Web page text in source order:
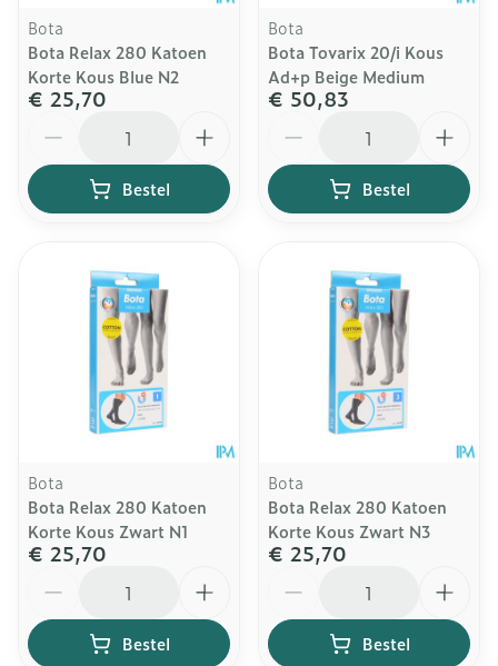
Bota
Bota Relax 280 Katoen
Korte Kous Blue N2
€ 25,70
Bestel
Bota
Bota Tovarix 20/i Kous
Ad+p Beige Medium
€ 50,83
Bestel
Bota
Bota Relax 280 Katoen
Korte Kous Zwart N1
€ 25,70
Bestel
Bota
Bota Relax 280 Katoen
Korte Kous Zwart N3
€ 25,70
Bestel